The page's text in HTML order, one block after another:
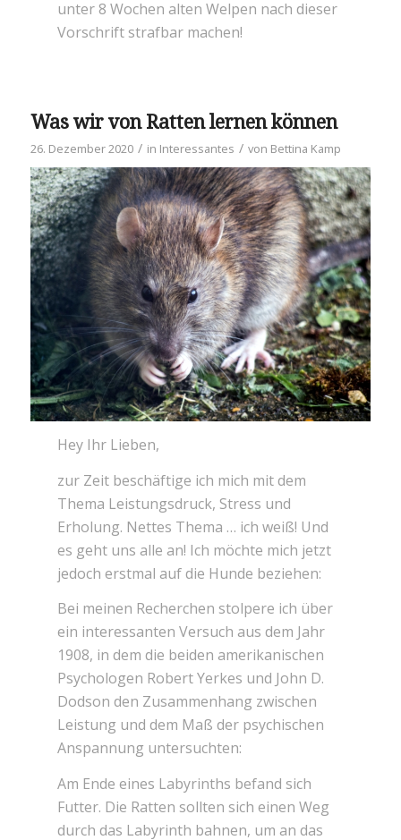
unter 8 Wochen alten Welpen nach dieser
Vorschrift strafbar machen!
Was wir von Ratten lernen können
26. Dezember 2020 / in Interessantes / von Bettina Kamp
Hey Ihr Lieben,
zur Zeit beschäftige ich mich mit dem
Thema Leistungsdruck, Stress und
Erholung. Nettes Thema … ich weiß! Und
es geht uns alle an! Ich möchte mich jetzt
jedoch erstmal auf die Hunde beziehen:
Bei meinen Recherchen stolpere ich über
ein interessanten Versuch aus dem Jahr
1908, in dem die beiden amerikanischen
Psychologen Robert Yerkes und John D.
Dodson den Zusammenhang zwischen
Leistung und dem Maß der psychischen
Anspannung untersuchten:
Am Ende eines Labyrinths befand sich
Futter. Die Ratten sollten sich einen Weg
durch das Labyrinth bahnen, um an das